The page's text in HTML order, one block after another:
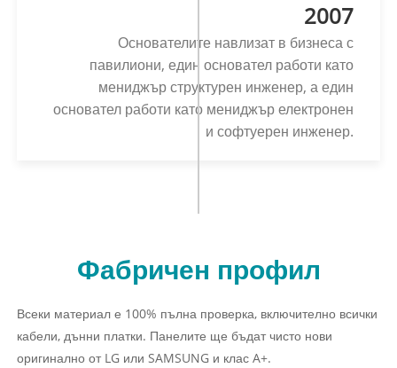
2007
Основателите навлизат в бизнеса с
павилиони, един основател работи като
мениджър структурен инженер, а един
основател работи като мениджър електронен
и софтуерен инженер.
Фабричен профил
Всеки материал е 100% пълна проверка, включително всички
кабели, дънни платки. Панелите ще бъдат чисто нови
оригинално от LG или SAMSUNG и клас A+.